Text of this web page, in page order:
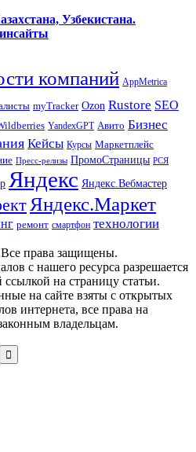
Узбекистана.
компаний AppMetrica
myTracker Ozon Rustore SEO
YandexGPT Авито Бизнес
Кейсы Курсы Маркетплейс
Пресс-релизы ПромоСтраницы РСЯ
Яндекс Яндекс.Вебмастер
Яндекс.Маркет
ремонт смартфон технологии
права защищены.
с нашего ресурса разрешается
на страницу статьи.
на сайте взяты с открытых
интернета, все права на
владельцам.